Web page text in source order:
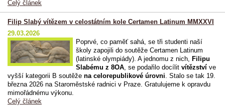
Celý článek
Filip Slabý vítězem v celostátním kole Certamen Latinum MMXXVI
29.03.2026
Poprvé, co paměť sahá, se tři studenti naší
školy zapojili do soutěže Certamen Latinum
(latinské olympiády). A jednomu z nich, Filipu
Slabému z 8OA, se podařilo docílitvítězství ve
vyšší kategorii B soutěže na celorepublikové úrovni. Stalo se tak 19.
března 2026 na Staroměstské radnici v Praze. Gratulujeme k opravdu
mimořádnému výkonu.
Celý článek